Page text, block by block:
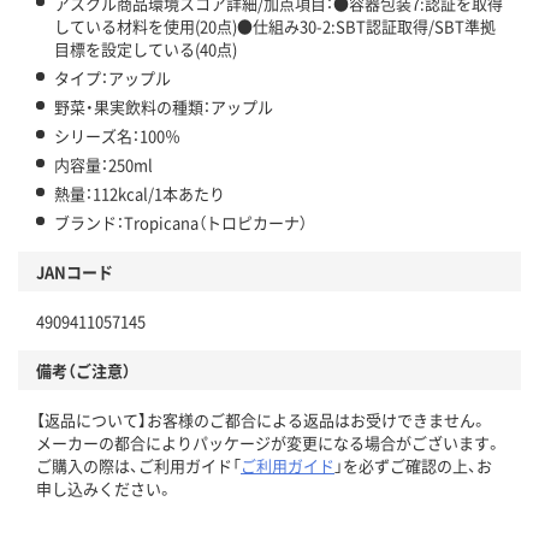
している材料を使用(20点)●仕組み30-2:SBT認証取得/SBT準拠
目標を設定している(40点)
タイプ：アップル
野菜・果実飲料の種類：アップル
シリーズ名：100％
内容量：250ml
熱量：112kcal/1本あたり
ブランド：Tropicana（トロピカーナ）
JANコード
4909411057145
備考（ご注意）
【返品について】お客様のご都合による返品はお受けできません。
メーカーの都合によりパッケージが変更になる場合がございます。
ご購入の際は、ご利用ガイド「ご利用ガイド 」を必ずご確認の上、お
申し込みください。